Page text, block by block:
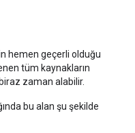
hemen geçerli olduğu
tüm kaynakların
zaman alabilir.
bu alan şu şekilde